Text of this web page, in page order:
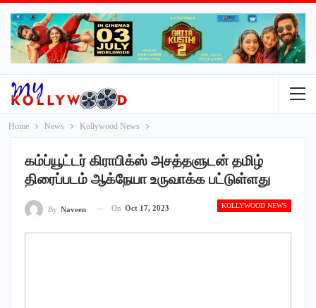
Home News Kollywood News
கம்ப்யூட்டர் கிராபிக்ஸ் அசத்தளுடன் தமிழ்
திரைப்படம் ஆக்நேயா உருவாக்க பட்டுள்ளது
KOLLYWOOD NEWS
By Naveen On Oct 17, 2023